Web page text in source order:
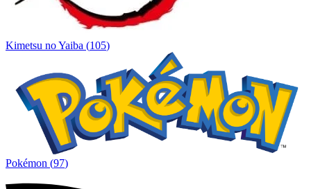
Kimetsu no Yaiba (105)
Pokémon (97)